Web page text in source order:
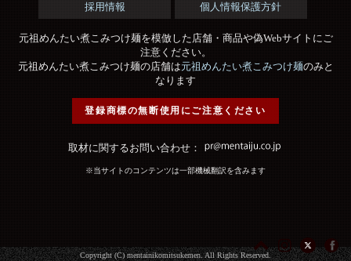
採用情報 個人情報保護方針
元祖めんたい煮こみつけ麺を模倣した店舗・商品や偽Webサイトにご
注意ください。
元祖めんたい煮こみつけ麺の店舗は元祖めんたい煮こみつけ麺のみと
なります
登録商標の無断使用にご注意ください
取材に関するお問い合わせ：
※当サイトのコンテンツは一部機械翻訳を含みます
Copyright (C) mentainikomitsukemen. All Rights Reserved.